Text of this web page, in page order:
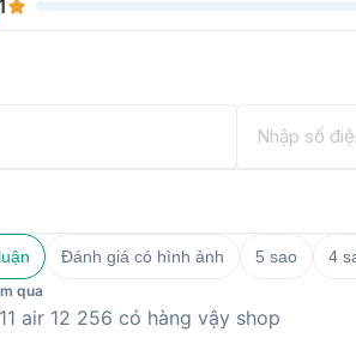
Đánh giá có hình ảnh 5 sao 4
qua
air 12 256 có hàng vậy shop